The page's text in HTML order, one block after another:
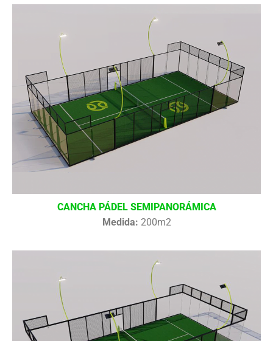
CANCHA PÁDEL SEMIPANORÁMICA
Medida: 200m2